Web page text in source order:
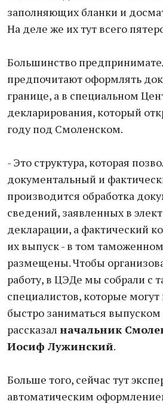
заполняющих бланки и
На деле же их тут всего
Большинство
предпочитают оформлять
границе, а в специальном
декларирования, который
году под Смоленском.
- Это структура, которая
документальный и
производится обработка
сведений, заявленных в
декларации, а фактический
их выпуск - в том
размещены. Чтобы
работу, в ЦЭДе мы собрали с
специалистов, которые могут
быстро заниматься
рассказал начальник
Иосиф Лужинский.
Больше того, сейчас тут
автоматическим